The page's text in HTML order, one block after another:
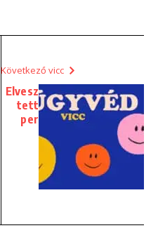
Következő vicc
Elvesz
tett
per